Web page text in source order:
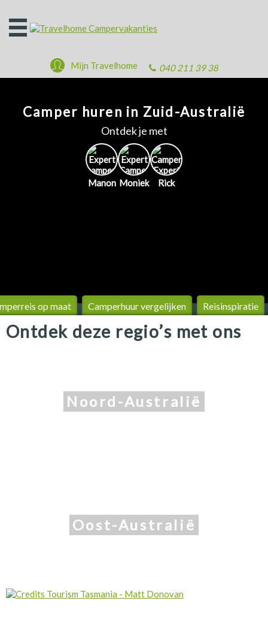
Open
het
040 211 39 38
Mijn Travelhome
Camper huren in Zuid-Australië
Ontdek je met
Manon Moniek Rick
op maat Camperhuur vergelijken Reisinspiratie
Ontdek deze regio’s met ons
Noord-Australië
Oost-Australië